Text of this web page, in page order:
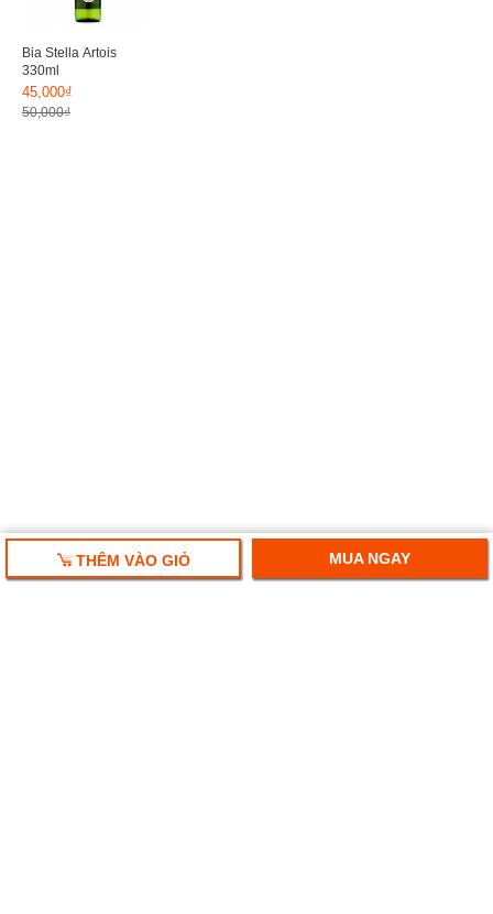
Bia Stella Artois
330ml
45,000₫
50,000₫
THÊM VÀO GIỎ MUA NGAY